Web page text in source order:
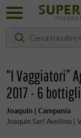
“I Vaggiatori”
2017 · 6
Joaquin | Campania
Joaquin Sarl Avellino |